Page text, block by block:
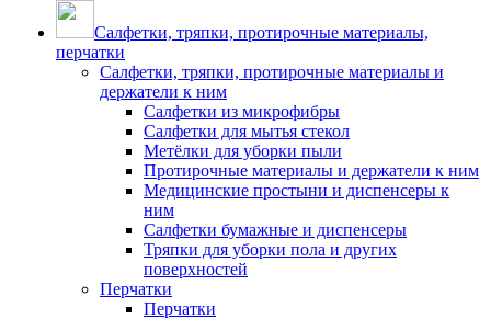
Салфетки, тряпки, протирочные материалы,
перчатки
Салфетки, тряпки, протирочные материалы и
держатели к ним
Салфетки из микрофибры
Салфетки для мытья стекол
Метёлки для уборки пыли
Протирочные материалы и держатели к ним
Медицинские простыни и диспенсеры к
ним
Салфетки бумажные и диспенсеры
Тряпки для уборки пола и других
поверхностей
Перчатки
Перчатки